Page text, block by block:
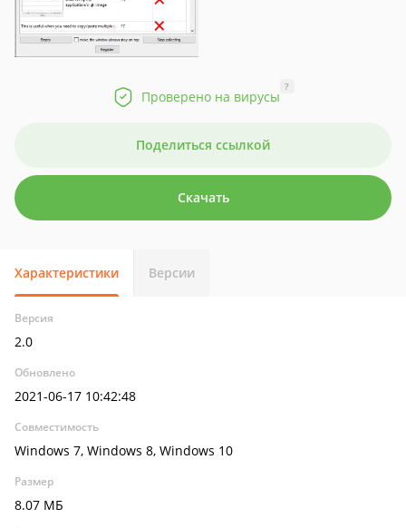
Проверено на вирусы
?
Поделиться ссылкой
Скачать
Характеристики Версии
Версия
2.0
Обновлено
2021-06-17 10:42:48
Совместимость
Windows 7, Windows 8, Windows 10
Размер
8.07 МБ